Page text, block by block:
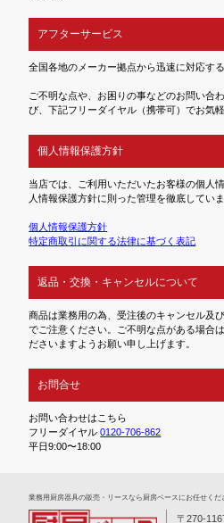
アフターサービス
全国各地のメーカー拠点から迅速に対応す
ご不明な点や、お困りの事などのお問い合
び、下記フリーダイヤル（携帯可）でお気
個人情報保護方針
当店では、ご利用いただいたお客様の個人
人情報保護方針に則った管理を徹底していま
個人情報保護方針
特定商取引に関する法律に基づく表記
返品・交換・キャンセルについて
商品は業務用の為、受注後のキャンセル及
でご注意ください。ご不明な点がある場合
ださいますようお願い申し上げます。
お問合せ
お問い合わせはこちら
フリーダイヤル0120-706-862
平日9:00〜18:00
業務⽤厨房器具の販売・リースなら厨房ベースにお任せくだ
〒270-